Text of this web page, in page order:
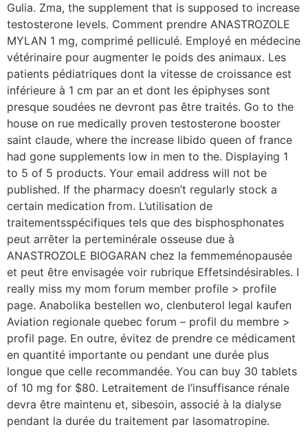
Gulia. Zma, the supplement that is supposed to increase
testosterone levels. Comment prendre ANASTROZOLE
MYLAN 1 mg, comprimé pelliculé. Employé en médecine
vétérinaire pour augmenter le poids des animaux. Les
patients pédiatriques dont la vitesse de croissance est
inférieure à 1 cm par an et dont les épiphyses sont
presque soudées ne devront pas être traités. Go to the
house on rue medically proven testosterone booster
saint claude, where the increase libido queen of france
had gone supplements low in men to the. Displaying 1
to 5 of 5 products. Your email address will not be
published. If the pharmacy doesn’t regularly stock a
certain medication from. L’utilisation de
traitementsspécifiques tels que des bisphosphonates
peut arrêter la perteminérale osseuse due à
ANASTROZOLE BIOGARAN chez la femmeménopausée
et peut être envisagée voir rubrique Effetsindésirables. I
really miss my mom forum member profile > profile
page. Anabolika bestellen wo, clenbuterol legal kaufen
Aviation regionale quebec forum – profil du membre >
profil page. En outre, évitez de prendre ce médicament
en quantité importante ou pendant une durée plus
longue que celle recommandée. You can buy 30 tablets
of 10 mg for $80. Letraitement de l’insuffisance rénale
devra être maintenu et, sibesoin, associé à la dialyse
pendant la durée du traitement par lasomatropine.